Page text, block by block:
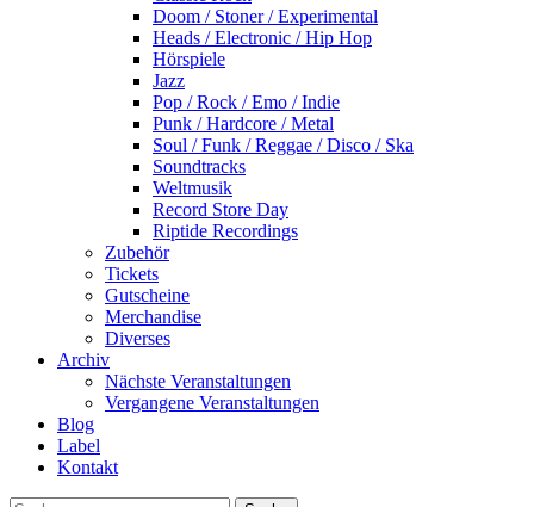
Doom / Stoner / Experimental
Heads / Electronic / Hip Hop
Hörspiele
Jazz
Pop / Rock / Emo / Indie
Punk / Hardcore / Metal
Soul / Funk / Reggae / Disco / Ska
Soundtracks
Weltmusik
Record Store Day
Riptide Recordings
Zubehör
Tickets
Gutscheine
Merchandise
Diverses
Archiv
Nächste Veranstaltungen
Vergangene Veranstaltungen
Blog
Label
Kontakt